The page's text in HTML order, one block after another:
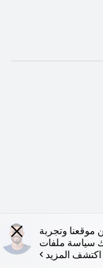
موقعنا وتجربة
سياسة ملفات
اكتشف المزيد